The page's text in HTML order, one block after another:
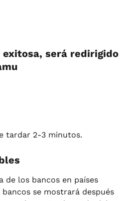
exitosa, será redirigido
tardar 2-3 minutos.
de los bancos en países
se mostrará después